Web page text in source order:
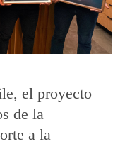
el proyecto
de la
a la